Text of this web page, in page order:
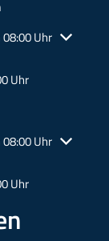
Uhr
Uhr
Uhr
Uhr